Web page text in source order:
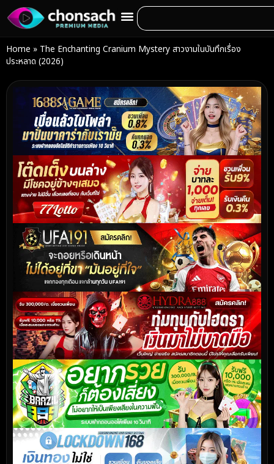
Home » The Enchanting Cranium Mystery สาวงามในบันทึกเรื่อง
ประหลาด (2026)